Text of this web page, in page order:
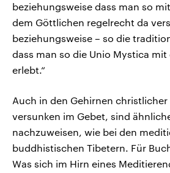
beziehungsweise dass man so
dem Göttlichen regelrecht da
beziehungsweise – so die
dass man so die Unio Mystica
erlebt.“
Auch in den Gehirnen
versunken im Gebet, sind
nachzuweisen, wie bei den
buddhistischen Tibetern. Für
Was sich im Hirn eines